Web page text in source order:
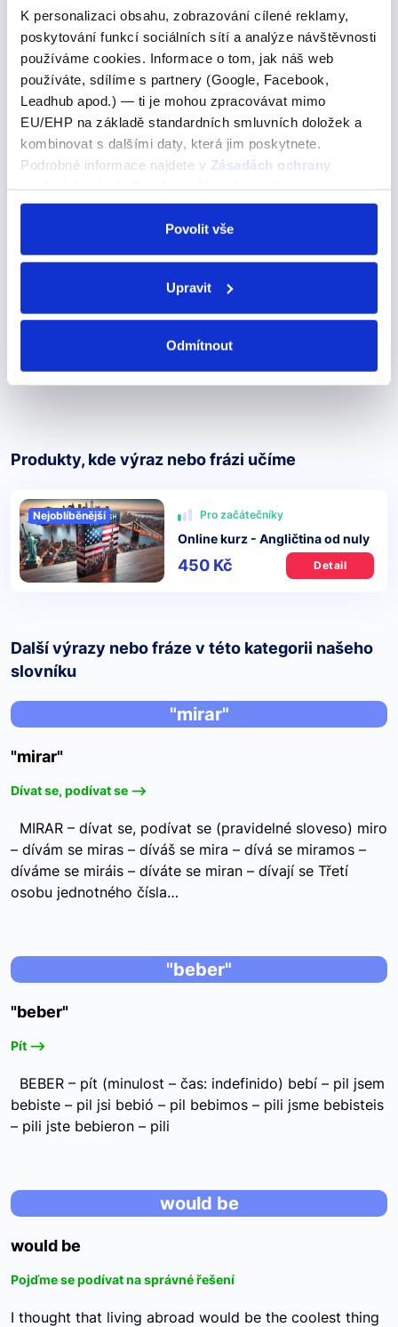
K personalizaci obsahu, zobrazování cílené reklamy,
poskytování funkcí sociálních sítí a analýze návštěvnosti
používáme cookies. Informace o tom, jak náš web
používáte, sdílíme s partnery (Google, Facebook,
Leadhub apod.) — ti je mohou zpracovávat mimo
EU/EHP na základě standardních smluvních doložek a
kombinovat s dalšími daty, která jim poskytnete.
Podrobné informace najdete v Zásadách ochrany
odvolat v nastavení cookies, případně se obrátit na
Povolit vše
Upravit
Odmítnout
Look out - dávat pozor, být opatrný
"Look out for the car!" (Pozor na auto!)
Look after - starat se o něco/někoho
"Can you look after my dog?" (Můžeš se
postarat o mého psa?)
"Look up the word in the dictionary."
Produkty, kde výraz nebo frázi učíme
Nejoblíběnější Pro začátečníky
Online kurz - Angličtina od nuly
450 Kč Detail
Další výrazy nebo fráze v této kategorii našeho
slovníku
"mirar"
"mirar"
Dívat se, podívat se -->
MIRAR – dívat se, podívat se (pravidelné sloveso) miro
– dívám se miras – díváš se mira – dívá se miramos –
díváme se miráis – díváte se miran – dívají se Třetí
osobu jednotného čísla…
"beber"
"beber"
Pít -->
BEBER – pít (minulost – čas: indefinido) bebí – pil jsem
bebiste – pil jsi bebió – pil bebimos – pili jsme bebisteis
– pili jste bebieron – pili
would be
would be
Pojďme se podívat na správné řešení
I thought that living abroad would be the coolest thing